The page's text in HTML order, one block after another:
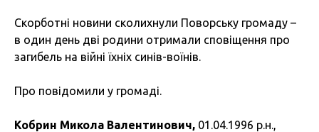
Скорботні новини сколихнули Поворську громаду –
в один день дві родини отримали сповіщення про
загибель на війні їхніх синів-воїнів.
Про повідомили у громаді.
Кобрин Микола Валентинович, 01.04.1996 р.н.,